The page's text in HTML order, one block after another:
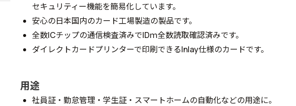
セキュリティー機能を簡易化しています。
安心の日本国内のカード工場製造の製品です。
全数ICチップの通信検査済みでIDｍ全数読取確認済みです。
ダイレクトカードプリンターで印刷できるInIay仕様のカードです。
用途
社員証・勤怠管理・学生証・スマートホームの自動化などの用途に。